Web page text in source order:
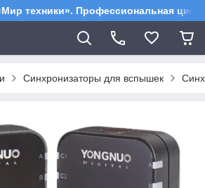
техники». Профессиональная
Синхронизаторы для вспышек